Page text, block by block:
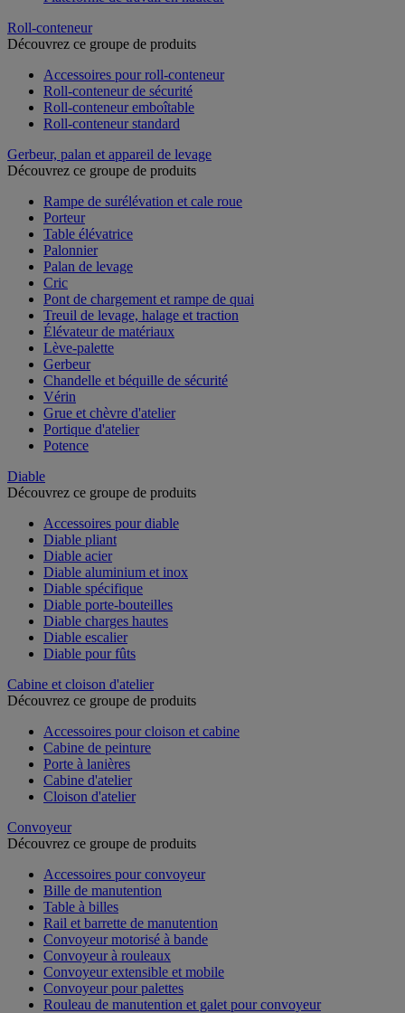
Roll-conteneur
Découvrez ce groupe de produits
Accessoires pour roll-conteneur
Roll-conteneur de sécurité
Roll-conteneur emboîtable
Roll-conteneur standard
Gerbeur, palan et appareil de levage
Découvrez ce groupe de produits
Rampe de surélévation et cale roue
Porteur
Table élévatrice
Palonnier
Palan de levage
Cric
Pont de chargement et rampe de quai
Treuil de levage, halage et traction
Élévateur de matériaux
Lève-palette
Gerbeur
Chandelle et béquille de sécurité
Vérin
Grue et chèvre d'atelier
Portique d'atelier
Potence
Diable
Découvrez ce groupe de produits
Accessoires pour diable
Diable pliant
Diable acier
Diable aluminium et inox
Diable spécifique
Diable porte-bouteilles
Diable charges hautes
Diable escalier
Diable pour fûts
Cabine et cloison d'atelier
Découvrez ce groupe de produits
Accessoires pour cloison et cabine
Cabine de peinture
Porte à lanières
Cabine d'atelier
Cloison d'atelier
Convoyeur
Découvrez ce groupe de produits
Accessoires pour convoyeur
Bille de manutention
Table à billes
Rail et barrette de manutention
Convoyeur motorisé à bande
Convoyeur à rouleaux
Convoyeur extensible et mobile
Convoyeur pour palettes
Rouleau de manutention et galet pour convoyeur